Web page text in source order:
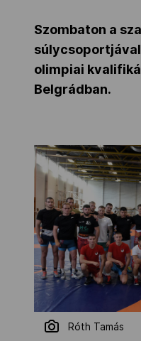
Adatbank
Szombaton a
olimpiai
Belgrádban.
Róth Tamás